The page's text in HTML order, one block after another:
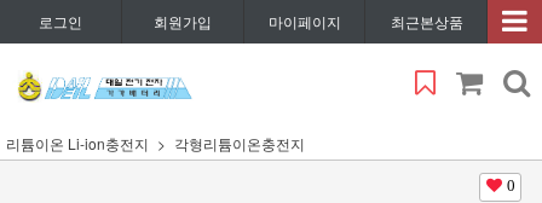
로그인 회원가입 마이페이지 최근본상품
리튬이온 Li-ion충전지 각형리튬이온충전지
0